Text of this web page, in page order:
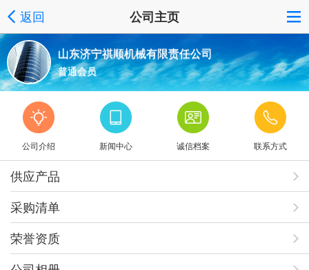
返回 公司主页
山东济宁祺顺机械有限责任公司
普通会员
公司介绍 新闻中心 诚信档案 联系方式
供应产品
采购清单
荣誉资质